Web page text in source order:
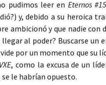
pudimos leer en Eternos
y, debido a su heroica
ambicionó y que nadie con
llegar al poder? Buscarse
por un momento que su
VXE, como la excusa de un
le habrían opuesto.